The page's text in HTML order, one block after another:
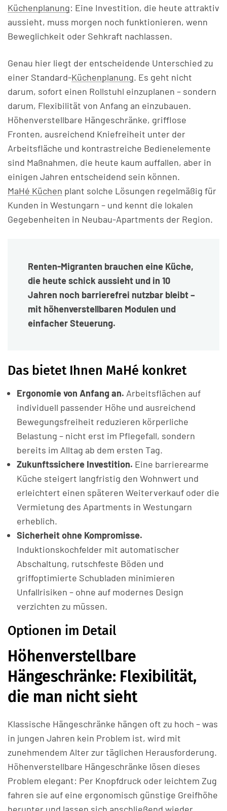
Küchenplanung: Eine Investition, die heute attraktiv
aussieht, muss morgen noch funktionieren, wenn
Beweglichkeit oder Sehkraft nachlassen.
Genau hier liegt der entscheidende Unterschied zu
einer Standard-Küchenplanung. Es geht nicht
darum, sofort einen Rollstuhl einzuplanen – sondern
darum, Flexibilität von Anfang an einzubauen.
Höhenverstellbare Hängeschränke, grifflose
Fronten, ausreichend Kniefreiheit unter der
Arbeitsfläche und kontrastreiche Bedienelemente
sind Maßnahmen, die heute kaum auffallen, aber in
einigen Jahren entscheidend sein können.
MaHé Küchen plant solche Lösungen regelmäßig für
Kunden in Westungarn – und kennt die lokalen
Gegebenheiten in Neubau-Apartments der Region.
Renten-Migranten brauchen eine Küche,
die heute schick aussieht und in 10
Jahren noch barrierefrei nutzbar bleibt –
mit höhenverstellbaren Modulen und
einfacher Steuerung.
Das bietet Ihnen MaHé konkret
Ergonomie von Anfang an. Arbeitsflächen auf
individuell passender Höhe und ausreichend
Bewegungsfreiheit reduzieren körperliche
Belastung – nicht erst im Pflegefall, sondern
bereits im Alltag ab dem ersten Tag.
Zukunftssichere Investition. Eine barrierearme
Küche steigert langfristig den Wohnwert und
erleichtert einen späteren Weiterverkauf oder die
Vermietung des Apartments in Westungarn
erheblich.
Sicherheit ohne Kompromisse.
Induktionskochfelder mit automatischer
Abschaltung, rutschfeste Böden und
griffoptimierte Schubladen minimieren
Unfallrisiken – ohne auf modernes Design
verzichten zu müssen.
Optionen im Detail
Höhenverstellbare
Hängeschränke: Flexibilität,
die man nicht sieht
Klassische Hängeschränke hängen oft zu hoch – was
in jungen Jahren kein Problem ist, wird mit
zunehmendem Alter zur täglichen Herausforderung.
Höhenverstellbare Hängeschränke lösen dieses
Problem elegant: Per Knopfdruck oder leichtem Zug
fahren sie auf eine ergonomisch günstige Greifhöhe